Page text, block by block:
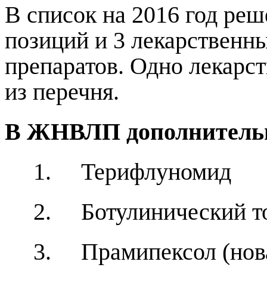
В список на 2016 год
позиций и 3
препаратов. Одно
из перечня.
В ЖНВЛП
1. Терифлуномид
2. Ботулинический
3. Прамипексол